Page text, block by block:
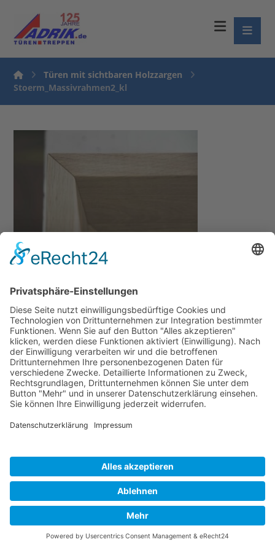
Türen mit sichtbaren Holzzargen
Stoerm_Massivrahmen2_kl
Cookie-Einstellungen
Copyright 2026. All Rights Reserved.
Impressum Datenschutz